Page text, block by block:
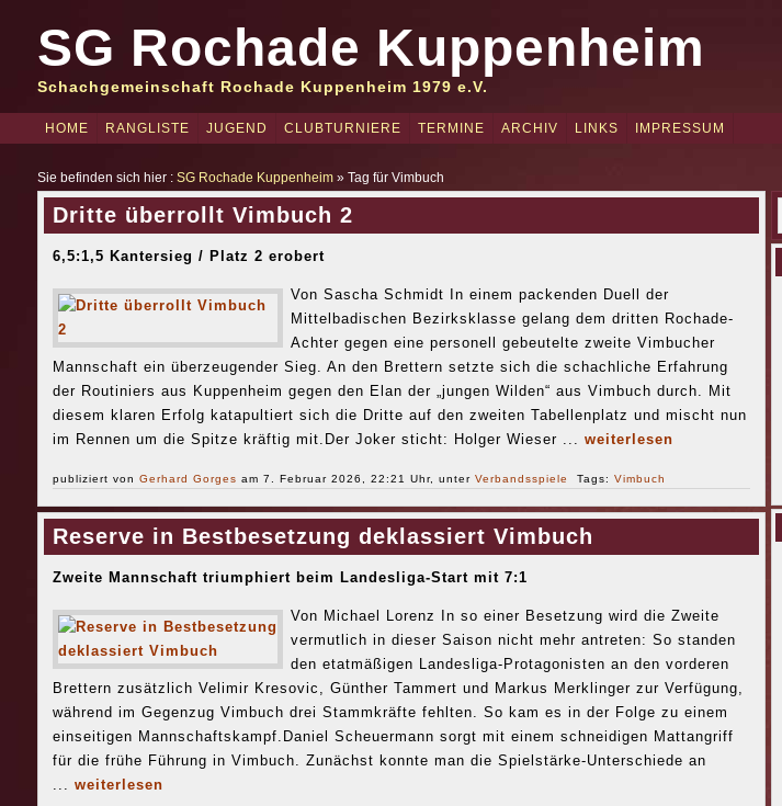
SG Rochade Kuppenheim
Schachgemeinschaft Rochade Kuppenheim 1979 e.V.
HOME RANGLISTE JUGEND CLUBTURNIERE TERMINE ARCHIV LINKS IMPRESSUM
Sie befinden sich hier : SG Rochade Kuppenheim» Tag für Vimbuch
Dritte überrollt Vimbuch 2
6,5:1,5 Kantersieg / Platz 2 erobert
Von Sascha Schmidt In einem packenden Duell der
Mittelbadischen Bezirksklasse gelang dem dritten Rochade-
Achter gegen eine personell gebeutelte zweite Vimbucher
Mannschaft ein überzeugender Sieg. An den Brettern setzte sich die schachliche Erfahrung
der Routiniers aus Kuppenheim gegen den Elan der „jungen Wilden“ aus Vimbuch durch. Mit
diesem klaren Erfolg katapultiert sich die Dritte auf den zweiten Tabellenplatz und mischt nun
im Rennen um die Spitze kräftig mit.Der Joker sticht: Holger Wieser ... weiterlesen
publiziert von Gerhard Gorges am 7. Februar 2026, 22:21 Uhr, unter Verbandsspiele Tags: Vimbuch
Reserve in Bestbesetzung deklassiert Vimbuch
Zweite Mannschaft triumphiert beim Landesliga-Start mit 7:1
Von Michael Lorenz In so einer Besetzung wird die Zweite
vermutlich in dieser Saison nicht mehr antreten: So standen
den etatmäßigen Landesliga-Protagonisten an den vorderen
Brettern zusätzlich Velimir Kresovic, Günther Tammert und Markus Merklinger zur Verfügung,
während im Gegenzug Vimbuch drei Stammkräfte fehlten. So kam es in der Folge zu einem
einseitigen Mannschaftskampf.Daniel Scheuermann sorgt mit einem schneidigen Mattangriff
für die frühe Führung in Vimbuch. Zunächst konnte man die Spielstärke-Unterschiede an
... weiterlesen